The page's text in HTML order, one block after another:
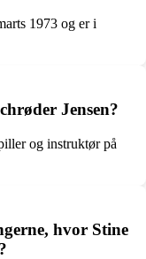
1973 og er i
Jensen?
og instruktør på
hvor Stine